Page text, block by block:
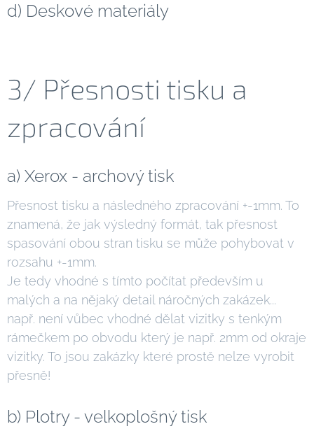
d) Deskové materiály
3/ Přesnosti tisku a
zpracování
a) Xerox - archový tisk
Přesnost tisku a následného zpracování +-1mm. To
znamená, že jak výsledný formát, tak přesnost
spasování obou stran tisku se může pohybovat v
rozsahu +-1mm.
Je tedy vhodné s tímto počítat především u
malých a na nějaký detail náročných zakázek...
např. není vůbec vhodné dělat vizitky s tenkým
rámečkem po obvodu který je např. 2mm od okraje
vizitky. To jsou zakázky které prostě nelze vyrobit
přesně!
b) Plotry - velkoplošný tisk